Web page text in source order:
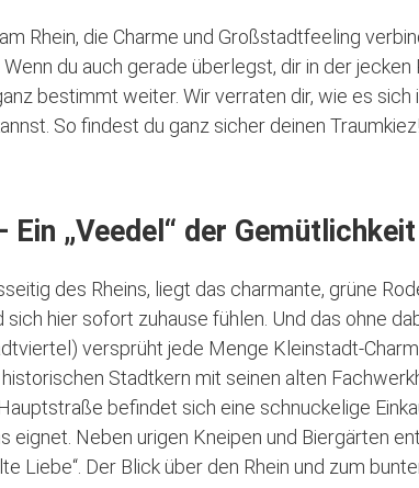
Rhein, die Charme und Großstadtfeeling
du auch gerade überlegst, dir in der
bestimmt weiter. Wir verraten dir, wie es sich
So findest du ganz sicher deinen Traumkiez!
Ein „Veedel“ der Gemütlichkeit
des Rheins, liegt das charmante, grüne
hier sofort zuhause fühlen. Und das ohne
versprüht jede Menge Kleinstadt-
Stadtkern mit seinen alten
befindet sich eine schnuckelige
eignet. Neben urigen Kneipen und Biergärten
Liebe“. Der Blick über den Rhein und zum